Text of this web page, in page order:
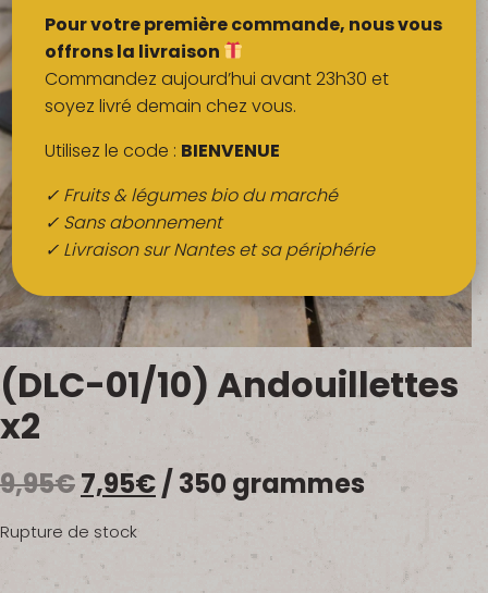
Boulangerie
Crémerie
Poissons
Épicerie sucrée
Épices
Boissons
QUI SOMMES-NOUS ?
FRUITS BIO AU BUREAU
NOS PRODUCTEURS
NOS MARCHÉS
(DLC-01/10) Andouillettes
x2
9,95€Le
prix
initial
7,95€Le
prix
actuel
/ 350 grammes
Rupture de stock
Pour votre première commande, nous vous
offrons la livraison
Commandez aujourd’hui avant 23h30 et
soyez livré demain chez vous.
Utilisez le code : BIENVENUE
✓ Fruits & légumes bio du marché
✓ Sans abonnement
✓ Livraison sur Nantes et sa périphérie